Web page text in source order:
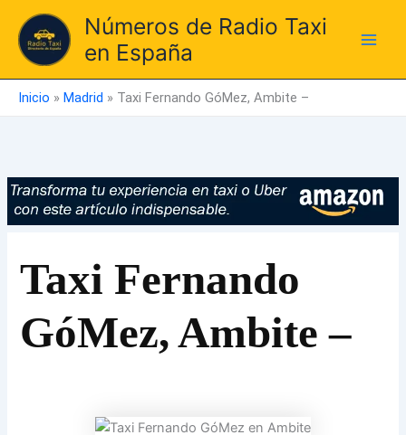
contenido
Números de Radio Taxi
en España
Inicio » Madrid » Taxi Fernando GóMez, Ambite –
Taxi Fernando
GóMez, Ambite –